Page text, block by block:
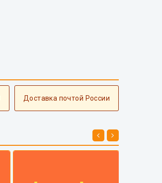
Доставка почтой России